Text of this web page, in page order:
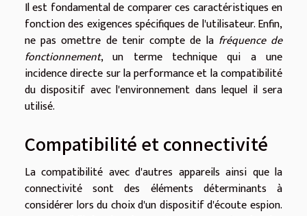
Il est fondamental de comparer ces caractéristiques en
fonction des exigences spécifiques de l'utilisateur. Enfin,
ne pas omettre de tenir compte de la fréquence de
fonctionnement, un terme technique qui a une
incidence directe sur la performance et la compatibilité
du dispositif avec l'environnement dans lequel il sera
utilisé.
Compatibilité et connectivité
La compatibilité avec d'autres appareils ainsi que la
connectivité sont des éléments déterminants à
considérer lors du choix d'un dispositif d'écoute espion.